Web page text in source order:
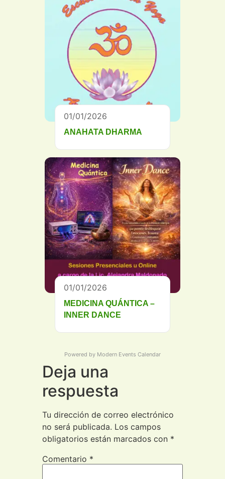
01/01/2026
ANAHATA DHARMA
01/01/2026
MEDICINA QUÁNTICA –
INNER DANCE
Powered by Modern Events Calendar
Deja una
respuesta
Tu dirección de correo electrónico
no será publicada. Los campos
obligatorios están marcados con *
Comentario *